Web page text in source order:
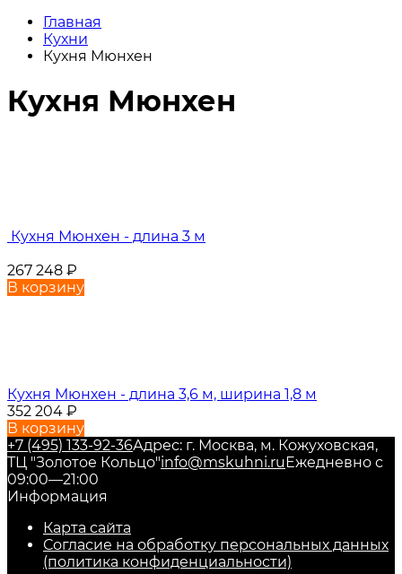
Главная
Кухни
Кухня Мюнхен
Кухня Мюнхен
Кухня Мюнхен - длина 3 м
267 248 ₽
В корзину
Кухня Мюнхен - длина 3,6 м, ширина 1,8 м
352 204 ₽
В корзину
+7 (495) 133-92-36Адрес: г. Москва, м. Кожуховская,
ТЦ "Золотое Кольцо"info@mskuhni.ruЕжедневно с
09:00—21:00
Информация
Карта сайта
Согласие на обработку персональных данных
(политика конфиденциальности)